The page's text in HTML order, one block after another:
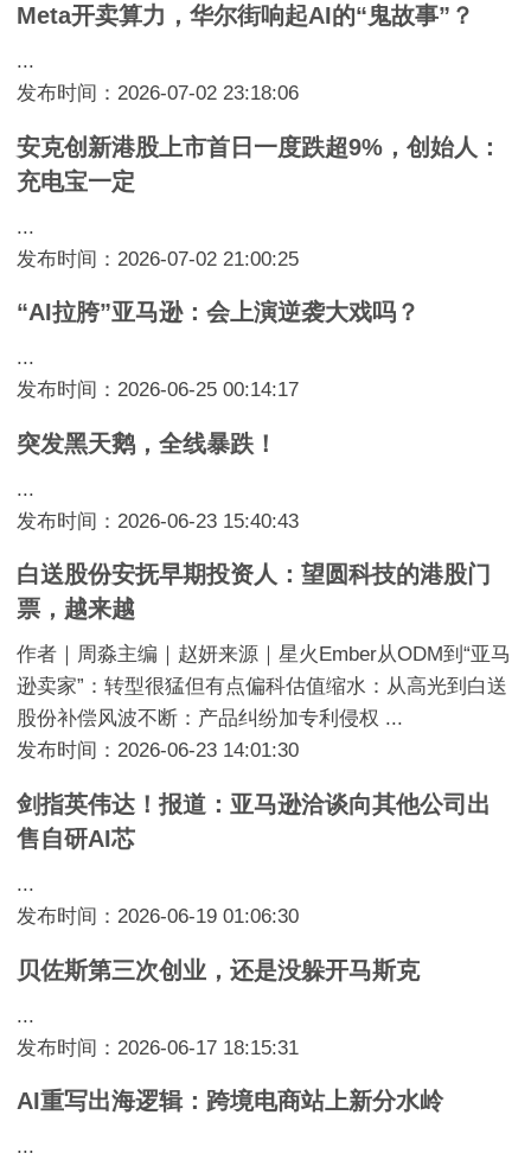
Meta开卖算力，华尔街响起AI的“鬼故事”？
...
发布时间：2026-07-02 23:18:06
安克创新港股上市首日一度跌超9%，创始人：
充电宝一定
...
发布时间：2026-07-02 21:00:25
“AI拉胯”亚马逊：会上演逆袭大戏吗？
...
发布时间：2026-06-25 00:14:17
突发黑天鹅，全线暴跌！
...
发布时间：2026-06-23 15:40:43
白送股份安抚早期投资人：望圆科技的港股门
票，越来越
作者｜周淼主编｜赵妍来源｜星火Ember从ODM到“亚马
逊卖家”：转型很猛但有点偏科估值缩水：从高光到白送
股份补偿风波不断：产品纠纷加专利侵权 ...
发布时间：2026-06-23 14:01:30
剑指英伟达！报道：亚马逊洽谈向其他公司出
售自研AI芯
...
发布时间：2026-06-19 01:06:30
贝佐斯第三次创业，还是没躲开马斯克
...
发布时间：2026-06-17 18:15:31
AI重写出海逻辑：跨境电商站上新分水岭
...